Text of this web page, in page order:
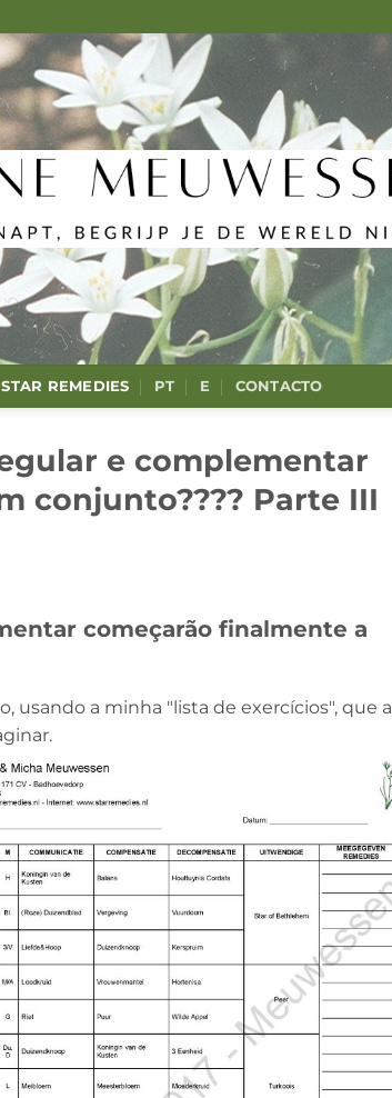
REMEDIES PT E CONTACTO
e complementar
conjunto???? Parte III
começarão finalmente a
usando a minha "lista de exercícios", que a